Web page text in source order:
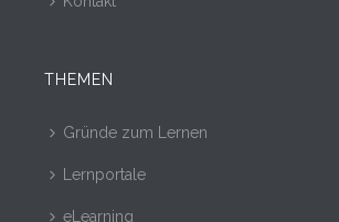
THEMEN
Gründe zum Lernen
Lernportale
eLearning